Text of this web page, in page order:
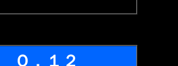
Ｑ．１２